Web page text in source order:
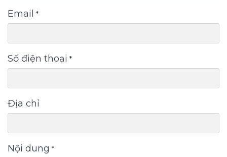
Email *
Số điện thoại *
Địa chỉ
Nội dung *